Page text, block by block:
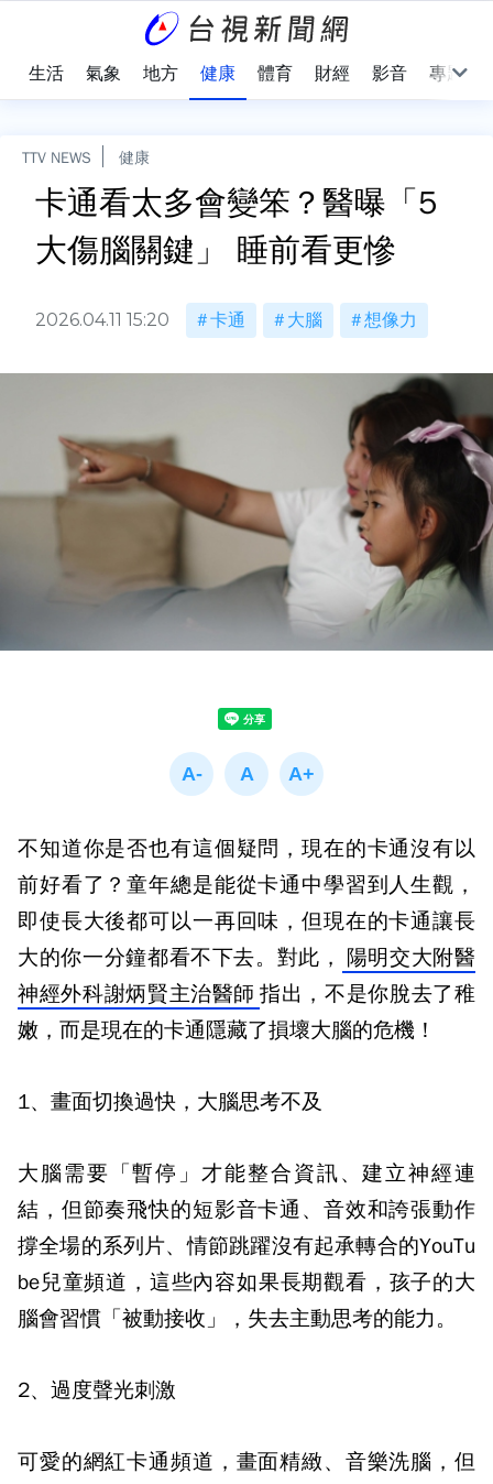
生活 氣象 地方 健康 體育 財經 影音 專題
TTV NEWS 健康
卡通看太多會變笨？醫曝「5
大傷腦關鍵」 睡前看更慘
2026.04.11 15:20 卡通 大腦 想像力
不知道你是否也有這個疑問，現在的卡通沒有以
前好看了？童年總是能從卡通中學習到人生觀，
即使長大後都可以一再回味，但現在的卡通讓長
大的你一分鐘都看不下去。對此， 陽明交大附醫
神經外科謝炳賢主治醫師 指出，不是你脫去了稚
嫩，而是現在的卡通隱藏了損壞大腦的危機！
1、畫面切換過快，大腦思考不及
大腦需要「暫停」才能整合資訊、建立神經連
結，但節奏飛快的短影音卡通、音效和誇張動作
撐全場的系列片、情節跳躍沒有起承轉合的YouTu
be兒童頻道，這些內容如果長期觀看，孩子的大
腦會習慣「被動接收」，失去主動思考的能力。
2、過度聲光刺激
可愛的網紅卡通頻道，畫面精緻、音樂洗腦，但